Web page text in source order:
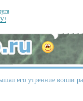
его утренние вопли